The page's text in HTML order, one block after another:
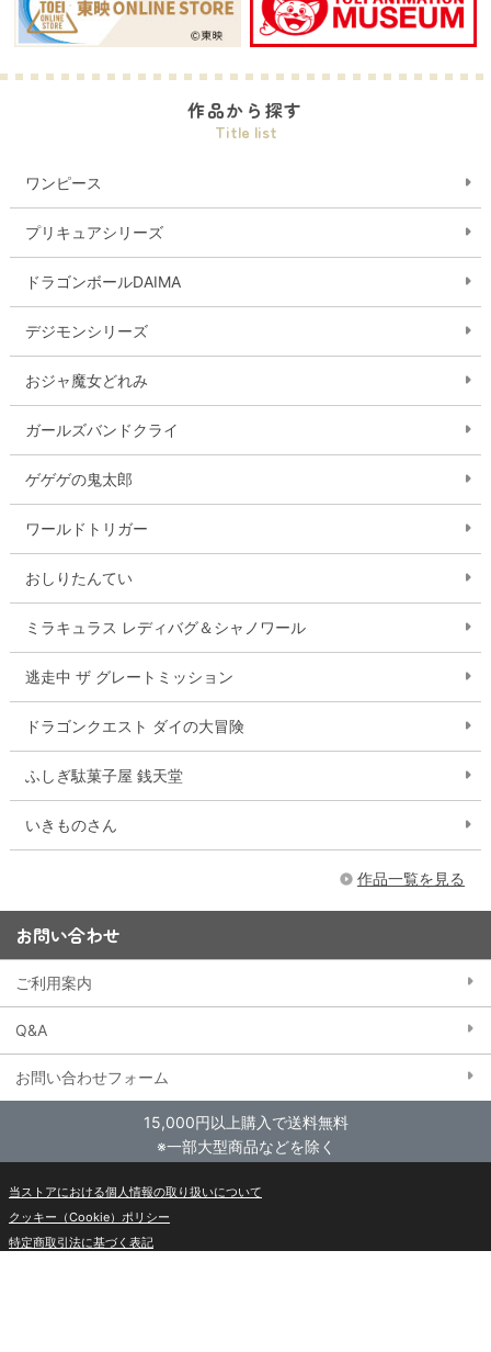
作品から探す
Title list
ワンピース
プリキュアシリーズ
ドラゴンボールDAIMA
デジモンシリーズ
おジャ魔女どれみ
ガールズバンドクライ
ゲゲゲの鬼太郎
ワールドトリガー
おしりたんてい
ミラキュラス レディバグ＆シャノワール
逃走中 ザ グレートミッション
ドラゴンクエスト ダイの大冒険
ふしぎ駄菓子屋 銭天堂
いきものさん
作品一覧を見る
お問い合わせ
ご利用案内
Q&A
お問い合わせフォーム
15,000円以上購入で送料無料
※一部大型商品などを除く
当ストアにおける個人情報の取り扱いについて
クッキー（Cookie）ポリシー
特定商取引法に基づく表記